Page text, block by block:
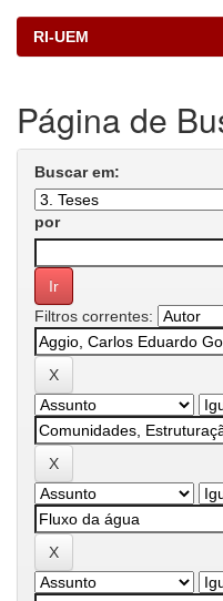
RI-UEM
Página de
Buscar em:
por
Filtros correntes: